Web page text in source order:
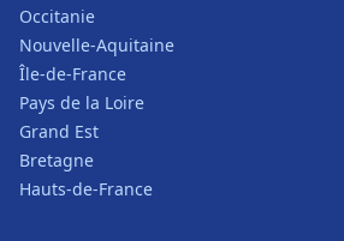
Occitanie
Nouvelle-Aquitaine
Île-de-France
Pays de la Loire
Grand Est
Bretagne
Hauts-de-France